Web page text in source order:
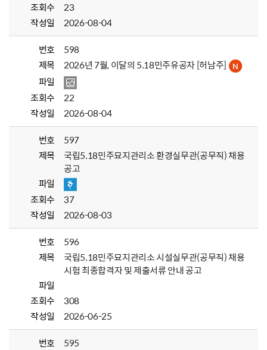
조회수
23
작성일
2026-08-04
번호
598
제목
2026년 7월, 이달의 5.18민주유공자 [허남주]
파일
조회수
22
작성일
2026-08-04
번호
597
제목
국립5.18민주묘지관리소 환경실무관(공무직) 채용
공고
파일
조회수
37
작성일
2026-08-03
번호
596
제목
국립5.18민주묘지관리소 시설실무관(공무직) 채용
시험 최종합격자 및 제출서류 안내 공고
파일
조회수
308
작성일
2026-06-25
번호
595